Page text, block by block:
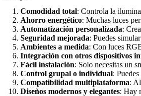
Comodidad total: Controla la
Ahorro energético: Muchas luces
Automatización personalizada:
Seguridad mejorada: Puedes
Ambientes a medida: Con luces
Integración con otros dispositivos
Fácil instalación: Solo necesitas un
Control grupal o individual:
Compatibilidad multiplataforma:
Diseños modernos y elegantes: Hay